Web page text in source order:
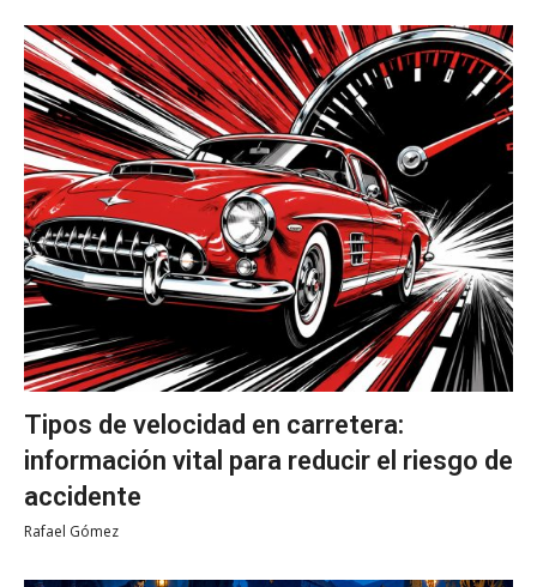
Tipos de velocidad en carretera:
información vital para reducir el riesgo de
accidente
Rafael Gómez